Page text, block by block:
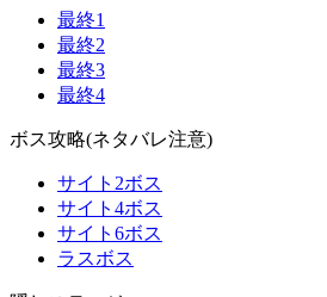
最終1
最終2
最終3
最終4
ボス攻略(ネタバレ注意)
サイト2ボス
サイト4ボス
サイト6ボス
ラスボス